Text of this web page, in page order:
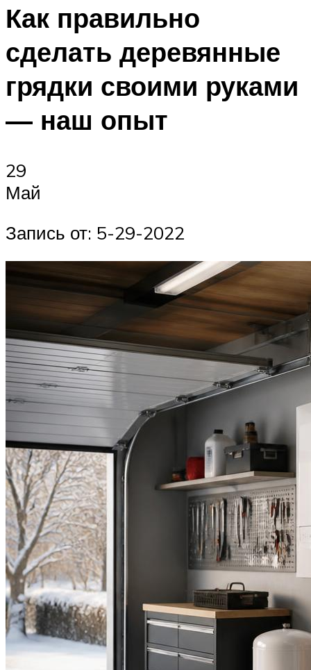
Как правильно
сделать деревянные
грядки своими руками
— наш опыт
29
Май
Запись от: 5-29-2022